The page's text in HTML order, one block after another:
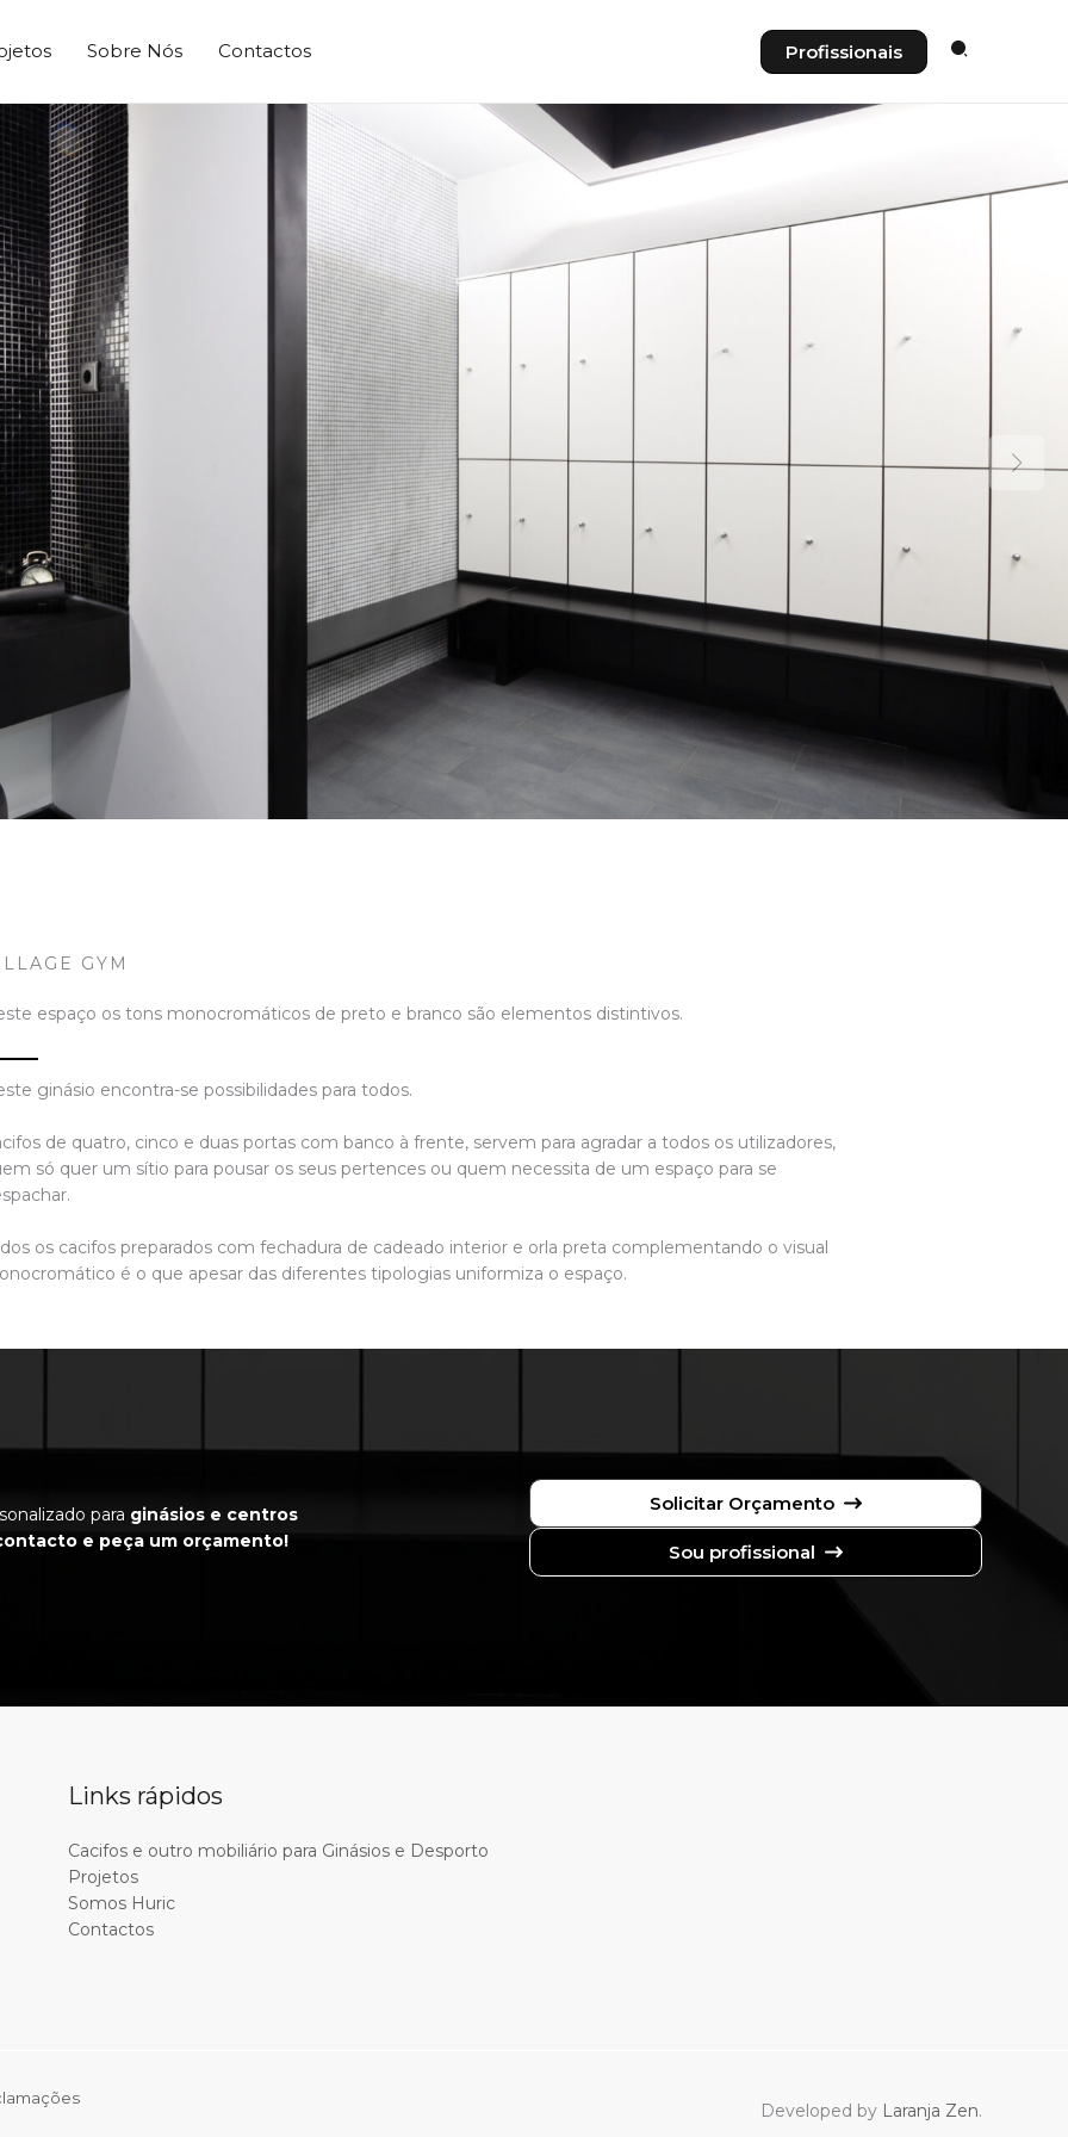
Sobre Nós Contactos Profissionais
GYM
espaço os tons monocromáticos de preto e branco são elementos distintivos.
ginásio encontra-se possibilidades para todos.
de quatro, cinco e duas portas com banco à frente, servem para agradar a todos os utilizadores,
só quer um sítio para pousar os seus pertences ou quem necessita de um espaço para se
os cacifos preparados com fechadura de cadeado interior e orla preta complementando o visual
é o que apesar das diferentes tipologias uniformiza o espaço.
para ginásios e centros
e peça um orçamento!
Solicitar Orçamento
Sou profissional
Links rápidos
Cacifos e outro mobiliário para Ginásios e Desporto
Projetos
Somos Huric
Contactos
Developed by Laranja Zen.